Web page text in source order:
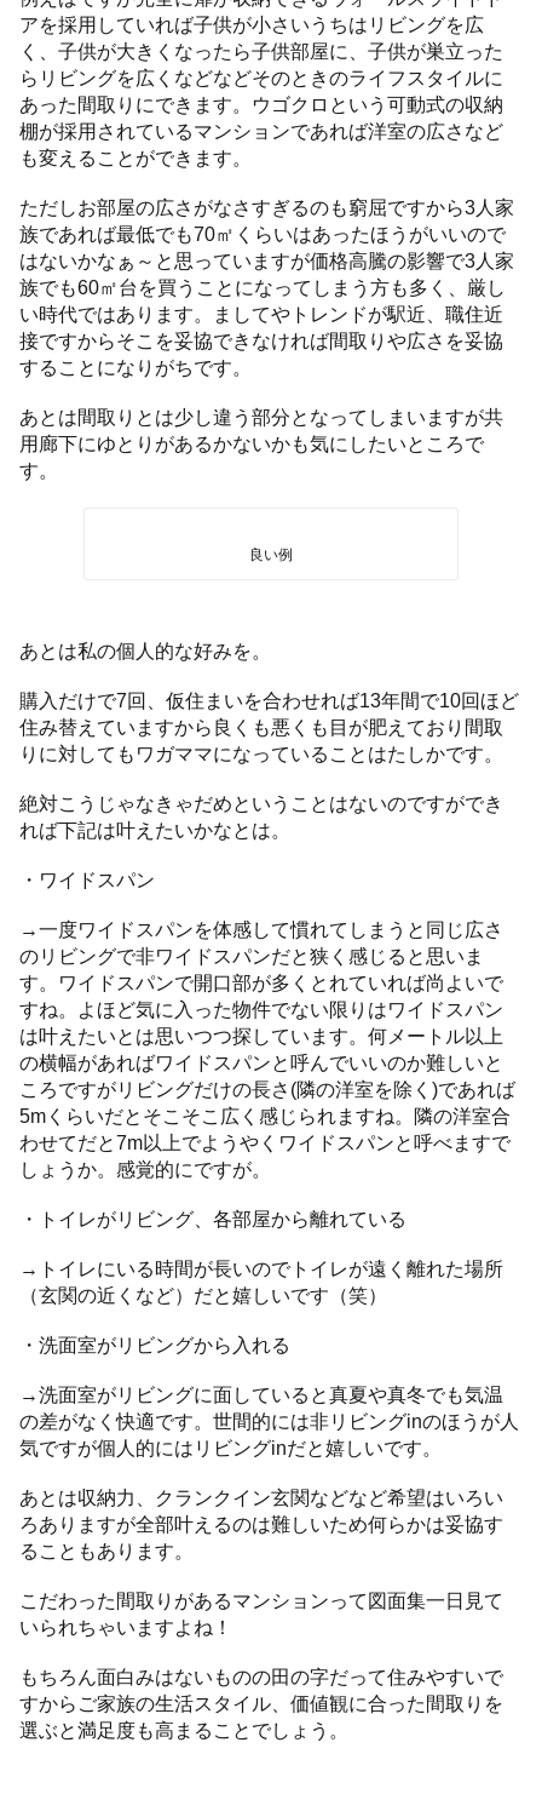
アを採用していれば子供が小さいうちはリビングを広
く、子供が大きくなったら子供部屋に、子供が巣立った
らリビングを広くなどなどそのときのライフスタイルに
あった間取りにできます。ウゴクロという可動式の収納
棚が採用されているマンションであれば洋室の広さなど
も変えることができます。
ただしお部屋の広さがなさすぎるのも窮屈ですから3人家
族であれば最低でも70㎡くらいはあったほうがいいので
はないかなぁ～と思っていますが価格高騰の影響で3人家
族でも60㎡台を買うことになってしまう方も多く、厳し
い時代ではあります。ましてやトレンドが駅近、職住近
接ですからそこを妥協できなければ間取りや広さを妥協
することになりがちです。
あとは間取りとは少し違う部分となってしまいますが共
用廊下にゆとりがあるかないかも気にしたいところで
す。
良い例
あとは私の個人的な好みを。
購入だけで7回、仮住まいを合わせれば13年間で10回ほど
住み替えていますから良くも悪くも目が肥えており間取
りに対してもワガママになっていることはたしかです。
絶対こうじゃなきゃだめということはないのですができ
れば下記は叶えたいかなとは。
・ワイドスパン
→一度ワイドスパンを体感して慣れてしまうと同じ広さ
のリビングで非ワイドスパンだと狭く感じると思いま
す。ワイドスパンで開口部が多くとれていれば尚よいで
すね。よほど気に入った物件でない限りはワイドスパン
は叶えたいとは思いつつ探しています。何メートル以上
の横幅があればワイドスパンと呼んでいいのか難しいと
ころですがリビングだけの長さ(隣の洋室を除く)であれば
5mくらいだとそこそこ広く感じられますね。隣の洋室合
わせてだと7m以上でようやくワイドスパンと呼べますで
しょうか。感覚的にですが。
・トイレがリビング、各部屋から離れている
→トイレにいる時間が長いのでトイレが遠く離れた場所
（玄関の近くなど）だと嬉しいです（笑）
・洗面室がリビングから入れる
→洗面室がリビングに面していると真夏や真冬でも気温
の差がなく快適です。世間的には非リビングinのほうが人
気ですが個人的にはリビングinだと嬉しいです。
あとは収納力、クランクイン玄関などなど希望はいろい
ろありますが全部叶えるのは難しいため何らかは妥協す
ることもあります。
こだわった間取りがあるマンションって図面集一日見て
いられちゃいますよね！
もちろん面白みはないものの田の字だって住みやすいで
すからご家族の生活スタイル、価値観に合った間取りを
選ぶと満足度も高まることでしょう。